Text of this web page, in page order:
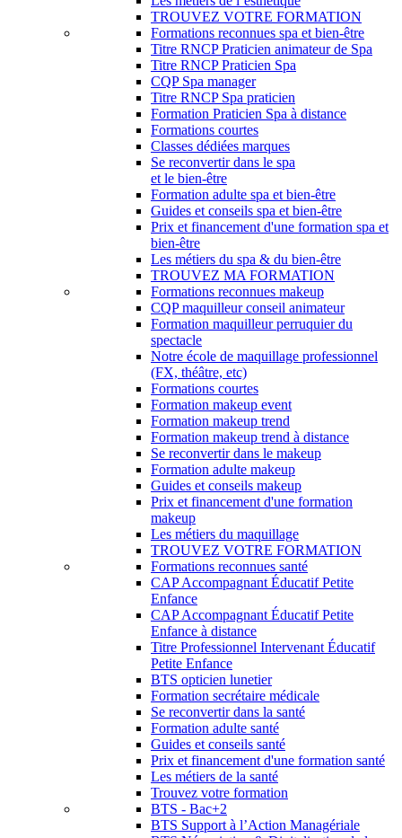
TROUVEZ VOTRE FORMATION
Formations reconnues spa et bien-être
Titre RNCP Praticien animateur de Spa
Titre RNCP Praticien Spa
CQP Spa manager
Titre RNCP Spa praticien
Formation Praticien Spa à distance
Formations courtes
Classes dédiées marques
Se reconvertir dans le spa
et le bien-être
Formation adulte spa et bien-être
Guides et conseils spa et bien-être
Prix et financement d'une formation spa et
bien-être
Les métiers du spa & du bien-être
TROUVEZ MA FORMATION
Formations reconnues makeup
CQP maquilleur conseil animateur
Formation maquilleur perruquier du
spectacle
Notre école de maquillage professionnel
(FX, théâtre, etc)
Formations courtes
Formation makeup event
Formation makeup trend
Formation makeup trend à distance
Se reconvertir dans le makeup
Formation adulte makeup
Guides et conseils makeup
Prix et financement d'une formation
makeup
Les métiers du maquillage
TROUVEZ VOTRE FORMATION
Formations reconnues santé
CAP Accompagnant Éducatif Petite
Enfance
CAP Accompagnant Éducatif Petite
Enfance à distance
Titre Professionnel Intervenant Éducatif
Petite Enfance
BTS opticien lunetier
Formation secrétaire médicale
Se reconvertir dans la santé
Formation adulte santé
Guides et conseils santé
Prix et financement d'une formation santé
Les métiers de la santé
Trouvez votre formation
BTS - Bac+2
BTS Support à l’Action Managériale